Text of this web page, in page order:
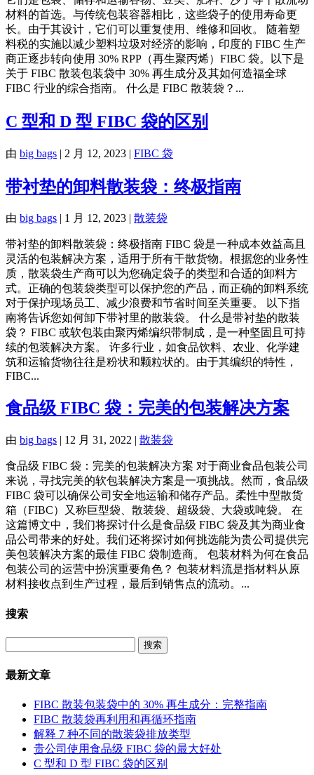
材料的首选。与传统包装容器相比，这些袋子的使用寿命更
长。由于其设计，它们可以重复使用、维修和回收。 随着塑
料税的实施以减少塑料垃圾对经济的影响，印度的 FIBC 生产
商正逐步转向使用 30% RPP（再生聚丙烯）FIBC 袋。以下是
关于 FIBC 散装包装袋中 30% 再生成分及其如何造福全球
FIBC 行业的综合指南。 什么是 FIBC 散装袋？...
C 型和 D 型 FIBC 袋的区别
由 big bags | 2 月 12, 2023 | FIBC 袋
带衬垫的卸料散装袋：终极指南
由 big bags | 1 月 12, 2023 | 散装袋
带衬垫的卸料散装袋：终极指南 FIBC 袋是一种成本效益高且
灵活的包装解决方案，适用于所有干散货物。根据您的业务性
质，散装袋生产商可以为您确定袋子的类型和合适的卸料方
式。正确的包装袋类型可以保护您的产品，而正确的卸料系统
对于保护现场员工、减少浪费和节省时间至关重要。 以下指
南将告诉您如何卸下带衬里的散装袋。 什么是带衬垫的散装
袋？ FIBC 或软包装由聚丙烯编织带制成，是一种坚固且可持
续的包装解决方案。 许多行业，如食品饮料、农业、化学建
筑和运输货物往往是粉状和颗粒状的。由于其编织的特性，
FIBC...
食品级 FIBC 袋：完美的包装解决方案
由 big bags | 12 月 31, 2022 | 散装袋
食品级 FIBC 袋：完美的包装解决方案 对于商业食品包装公司
来说，寻找完美的软包装解决方案是一项挑战。然而，食品级
FIBC 袋可以确保公司安全地运输和储存产品。柔性中型散货
箱（FIBC）又称巨型袋、散装袋、超级袋、大袋或吨袋。 在
这篇博文中，我们将探讨什么是食品级 FIBC 袋及其为商业食
品公司带来的好处。我们还将探讨如何挑选能为贵公司提供完
美包装解决方案的最佳 FIBC 袋制造商。 包装材料为何在食品
包装公司的运营中扮演重要角色？ 包装材料流是指材料从原
材料接收点到生产过程，最后到销售点的流动。...
搜索
最新文章
FIBC 散装包装袋中的 30% 再生成分：完整指南
FIBC 散装袋再利用和再循环指南
解释 7 种不同的散装袋排放类型
贵公司使用食品级 FIBC 袋的最大好处
C 型和 D 型 FIBC 袋的区别